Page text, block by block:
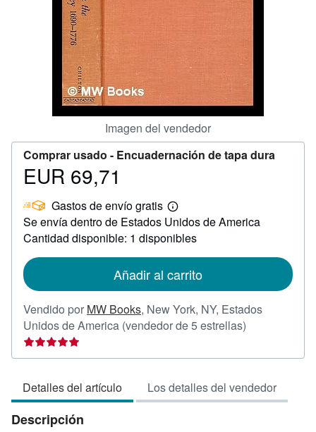
Imagen del vendedor
Comprar usado - Encuadernación de tapa dura
Precio
69,71
EUR 69,71
Gastos de envío gratis
Más
información
sobre
las
envío
Se envía dentro de Estados Unidos de America
Cantidad disponible: 1 disponibles
Añadir al carrito
Vendido por MW Books, New York, NY, Estados
Unidos de America (vendedor de 5 estrellas)
vendedor:
de
5
Detalles del artículo Los detalles del vendedor
Descripción